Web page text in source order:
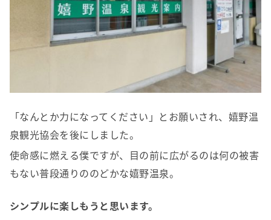
「なんとか力になってください」とお願いされ、嬉野温
泉観光協会を後にしました。
使命感に燃える僕ですが、目の前に広がるのは何の被害
もない普段通りののどかな嬉野温泉。
シンプルに楽しもうと思います。